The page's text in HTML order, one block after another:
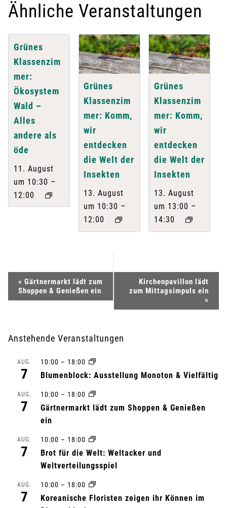
Ähnliche Veranstaltungen
Grünes
Klassenzim
mer:
Ökosystem
Wald –
Alles
andere als
öde
11. August
um 10:30 –
12:00
Grünes
Klassenzim
mer: Komm,
wir
entdecken
die Welt der
Insekten
13. August
um 10:30 –
12:00
Grünes
Klassenzim
mer: Komm,
wir
entdecken
die Welt der
Insekten
13. August
um 13:00 –
14:30
e
a
« Gärtnermarkt lädt zum
Shoppen & Genießen ein
Kirchenpavillon lädt
zum Mittagsimpuls ein
»
Anstehende Veranstaltungen
AUG.
7
10:00 – 18:00
Blumenblock: Ausstellung Monoton & Vielfältig
AUG.
7
10:00 – 18:00
Gärtnermarkt lädt zum Shoppen & Genießen
ein
AUG.
7
10:00 – 18:00
Brot für die Welt: Weltacker und
Weltverteilungsspiel
AUG.
7
10:00 – 18:00
Koreanische Floristen zeigen ihr Können im